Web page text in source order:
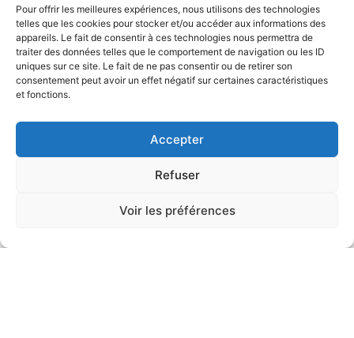
Pour offrir les meilleures expériences, nous utilisons des technologies
telles que les cookies pour stocker et/ou accéder aux informations des
appareils. Le fait de consentir à ces technologies nous permettra de
traiter des données telles que le comportement de navigation ou les ID
uniques sur ce site. Le fait de ne pas consentir ou de retirer son
consentement peut avoir un effet négatif sur certaines caractéristiques
et fonctions.
Accepter
Refuser
Voir les préférences